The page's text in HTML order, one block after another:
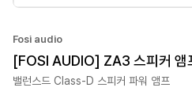
Fosi audio
[FOSI AUDIO] ZA3 스피커 앰
밸런스드 Class-D 스피커 파워 앰프